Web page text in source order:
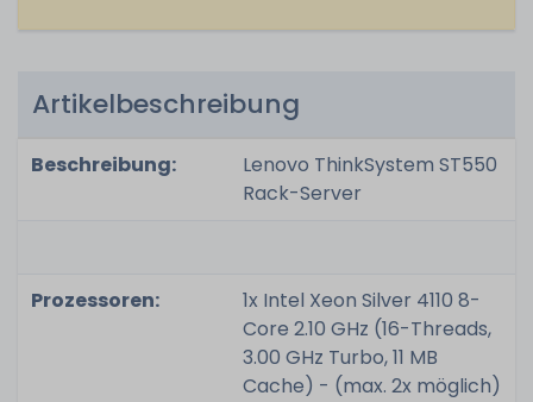
Artikelbeschreibung
Beschreibung:
Lenovo ThinkSystem ST550
Rack-Server
Prozessoren:
1x Intel Xeon Silver 4110 8-
Core 2.10 GHz (16-Threads,
3.00 GHz Turbo, 11 MB
Cache) - (max. 2x möglich)